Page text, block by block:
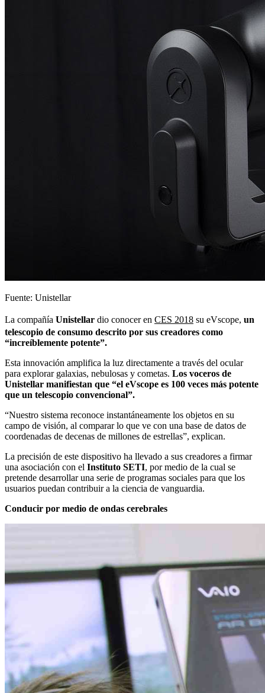
Fuente: Unistellar
La compañía Unistellar dio conocer en CES 2018 su eVscope, un
telescopio de consumo descrito por sus creadores como
“increíblemente potente”.
Esta innovación amplifica la luz directamente a través del ocular
para explorar galaxias, nebulosas y cometas. Los voceros de
Unistellar manifiestan que “el eVscope es 100 veces más potente
que un telescopio convencional”.
“Nuestro sistema reconoce instantáneamente los objetos en su
campo de visión, al comparar lo que ve con una base de datos de
coordenadas de decenas de millones de estrellas”, explican.
La precisión de este dispositivo ha llevado a sus creadores a firmar
una asociación con el Instituto SETI, por medio de la cual se
pretende desarrollar una serie de programas sociales para que los
usuarios puedan contribuir a la ciencia de vanguardia.
Conducir por medio de ondas cerebrales